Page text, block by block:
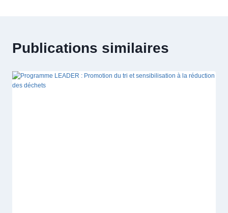
Publications similaires